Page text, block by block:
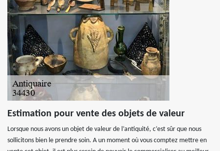
Estimation pour vente des objets de valeur
Lorsque nous avons un objet de valeur de l’antiquité, c’est sûr que nous
sollicitons bien le prendre soin. A un moment où vous comptez mettre en